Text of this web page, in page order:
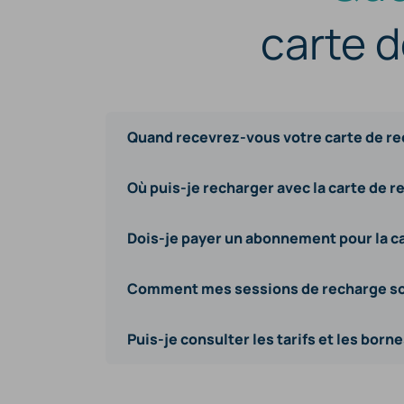
carte
Quand recevrez-vous votre carte de
Où puis-je recharger avec la carte de
Dois-je payer un abonnement pour la
Comment mes sessions de recharge
Puis-je consulter les tarifs et les